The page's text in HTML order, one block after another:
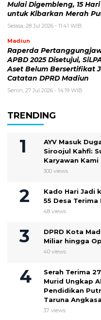
Mulai Digembleng, 15
untuk Kibarkan Merah
Selasa, 28 Jul 2026 - 11:41 WIB
Madiun
Raperda
APBD 2025 Disetujui,
Aset Belum Bersertifikat
Catatan DPRD Madiun
Senin, 27 Jul 2026 - 14:19 WIB
TRENDING
AYV Masuk
Siroojul Kahfi:
Karyawan Kami
300 views
Kado Hari Jadi
55 Desa Terima
48 views
DPRD Kota
Miliar hingga
40 views
Serah Terima
Murid Ungkap
Pendidikan
Taruna Angkasa
37 views